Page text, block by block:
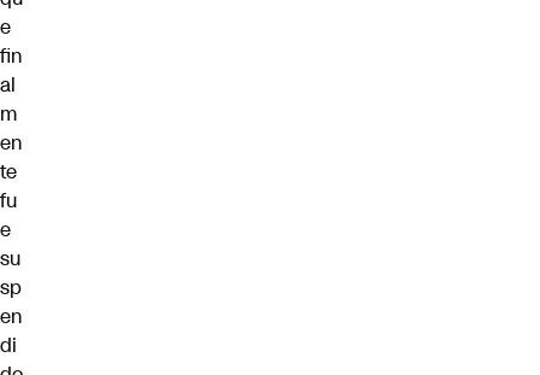
e
fin
al
m
en
te
fu
e
su
sp
en
di